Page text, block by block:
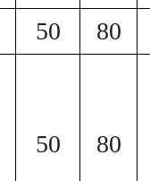
50 80
50 80